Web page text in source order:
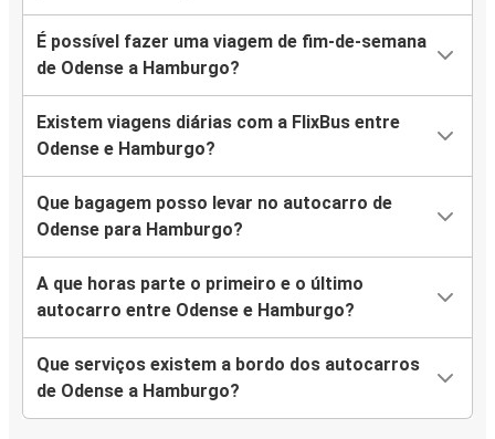
É possível fazer uma viagem de fim-de-semana
de Odense a Hamburgo?
Existem viagens diárias com a FlixBus entre
Odense e Hamburgo?
Que bagagem posso levar no autocarro de
Odense para Hamburgo?
A que horas parte o primeiro e o último
autocarro entre Odense e Hamburgo?
Que serviços existem a bordo dos autocarros
de Odense a Hamburgo?